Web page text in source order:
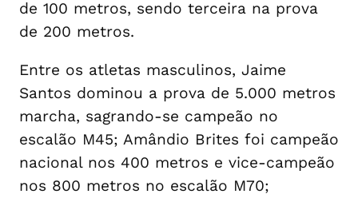
de 100 metros, sendo terceira na prova
de 200 metros.
Entre os atletas masculinos, Jaime
Santos dominou a prova de 5.000 metros
marcha, sagrando-se campeão no
escalão M45; Amândio Brites foi campeão
nacional nos 400 metros e vice-campeão
nos 800 metros no escalão M70;